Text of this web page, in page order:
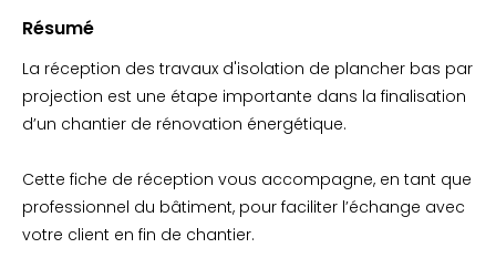
Résumé
La réception des travaux d'isolation de plancher bas par
projection est une étape importante dans la finalisation
d’un chantier de rénovation énergétique.
Cette fiche de réception vous accompagne, en tant que
professionnel du bâtiment, pour faciliter l’échange avec
votre client en fin de chantier.